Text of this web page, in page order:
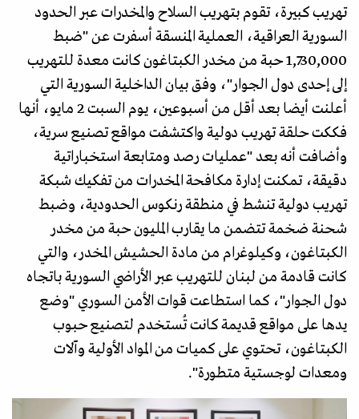
تهريب كبيرة، تقوم بتهريب السلاح والمخدرات عبر الحدود
السورية العراقية، العملية المنسقة أسفرت عن "ضبط
1,730,000 حبة من مخدر الكبتاغون كانت معدة للتهريب
إلى إحدى دول الجوار"، وفق بيان الداخلية السورية التي
أعلنت أيضا بعد أقل من أسبوعين، يوم السبت 2 مايو، أنها
فككت حلقة تهريب دولية واكتشفت مواقع تصنيع سرية،
وأضافت أنه بعد "عمليات رصد ومتابعة استخباراتية
دقيقة، تمكنت إدارة مكافحة المخدرات من تفكيك شبكة
تهريب دولية تنشط في منطقة رنكوس الحدودية، وضبط
شحنة ضخمة تتضمن ما يقارب المليون حبة من مخدر
الكبتاغون، وكيلوغرام من مادة الحشيش المخدر، والتي
كانت قادمة من لبنان للتهريب عبر الأراضي السورية باتجاه
دول الجوار"، كما استطاعت قوات الأمن السوري "وضع
يدها على مواقع قديمة كانت تُستخدم لتصنيع حبوب
الكبتاغون، تحتوي على كميات من المواد الأولية وآلات
ومعدات لوجستية متطورة".